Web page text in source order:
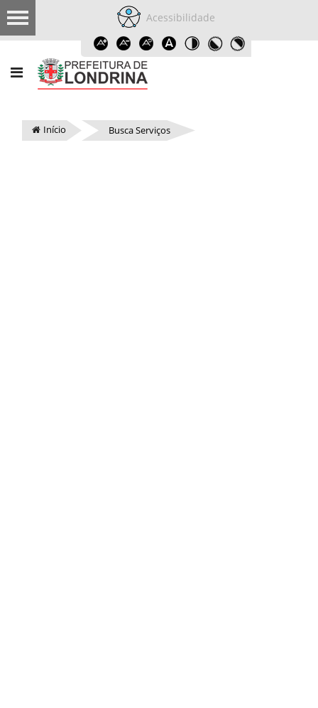
Acessibilidade
Início Busca Serviços